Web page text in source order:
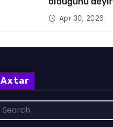
Apr 30, 2026
Axtar